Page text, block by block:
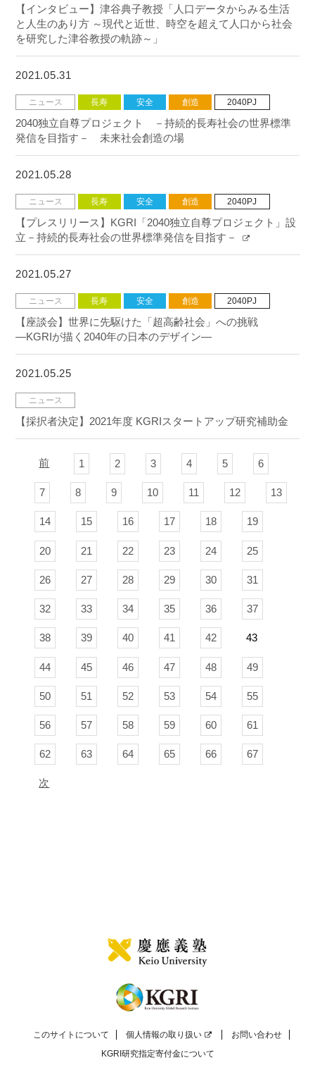
【インタビュー】津谷典子教授「人口データからみる生活
と人生のあり方 ～現代と近世、時空を超えて人口から社会
を研究した津谷教授の軌跡～」
2021.05.31
ニュース 長寿 安全 創造 2040PJ
2040独立自尊プロジェクト －持続的長寿社会の世界標準
発信を目指す－ 未来社会創造の場
2021.05.28
ニュース 長寿 安全 創造 2040PJ
【プレスリリース】KGRI「2040独立自尊プロジェクト」設
立－持続的長寿社会の世界標準発信を目指す－
2021.05.27
ニュース 長寿 安全 創造 2040PJ
【座談会】世界に先駆けた「超高齢社会」への挑戦
―KGRIが描く2040年の日本のデザイン―
2021.05.25
ニュース
【採択者決定】2021年度 KGRIスタートアップ研究補助金
前 1 2 3 4 5 6
7 8 9 10 11 12 13
14 15 16 17 18 19
20 21 22 23 24 25
26 27 28 29 30 31
32 33 34 35 36 37
38 39 40 41 42 43
44 45 46 47 48 49
50 51 52 53 54 55
56 57 58 59 60 61
62 63 64 65 66 67
次
このサイトについて 個人情報の取り扱い
お問い合わせ
KGRI研究指定寄付金について